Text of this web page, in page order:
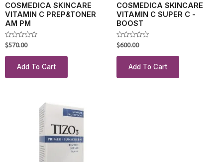
COSMEDICA SKINCARE
VITAMIN C PREP&TONER
AM PM
Rated
0
out
$570.00
Add To Cart
COSMEDICA SKINCARE
VITAMIN C SUPER C -
BOOST
Rated
0
out
$600.00
Add To Cart